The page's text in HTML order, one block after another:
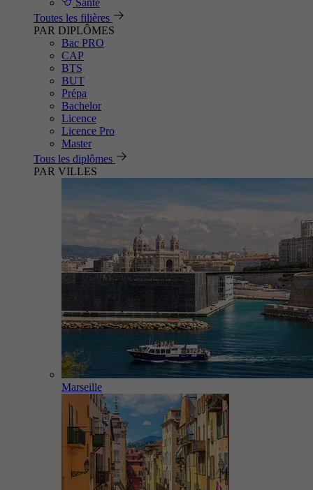
Santé
Toutes les filières
PAR DIPLÔMES
Bac PRO
CAP
BTS
BUT
Prépa
Bachelor
Licence
Licence Pro
Master
Tous les diplômes
PAR VILLES
Marseille